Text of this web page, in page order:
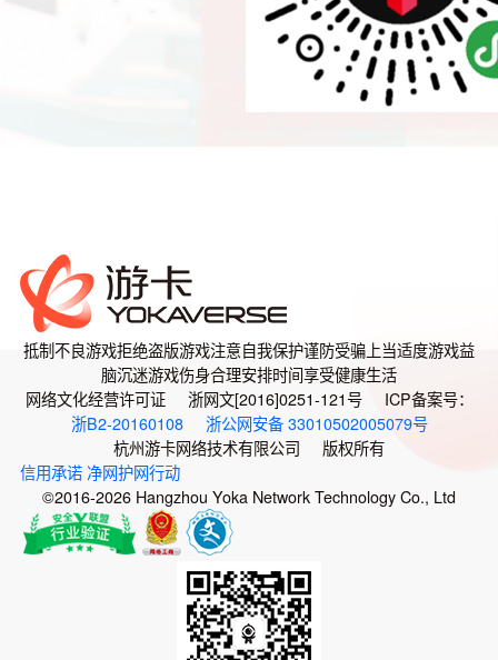
抵制不良游戏拒绝盗版游戏注意自我保护谨防受骗上当适度游戏益
脑沉迷游戏伤身合理安排时间享受健康生活
网络文化经营许可证 浙网文[2016]0251-121号 ICP备案号：
浙B2-20160108
浙公网安备 33010502005079号
杭州游卡网络技术有限公司 版权所有
信用承诺 净网护网行动
©2016-2026 Hangzhou Yoka Network Technology Co., Ltd